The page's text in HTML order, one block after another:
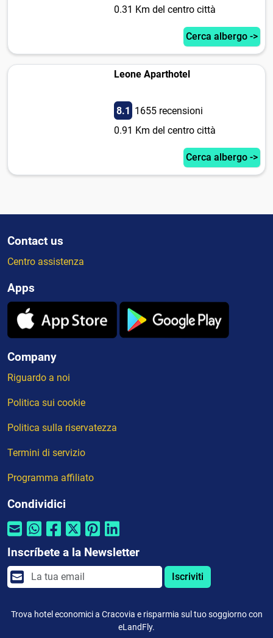
0.31 Km del centro città
Cerca albergo ->
Leone Aparthotel
8.1 1655 recensioni
0.91 Km del centro città
Cerca albergo ->
Contact us
Centro assistenza
Apps
Company
Riguardo a noi
Politica sui cookie
Politica sulla riservatezza
Termini di servizio
Programma affiliato
Condividici
Inscríbete a la Newsletter
Iscriviti
Trova hotel economici a Cracovia e risparmia sul tuo soggiorno con
eLandFly.